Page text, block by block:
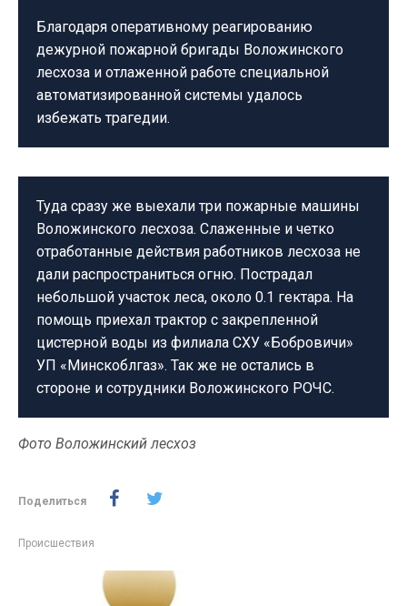
Благодаря оперативному реагированию
дежурной пожарной бригады Воложинского
лесхоза и отлаженной работе специальной
автоматизированной системы удалось
избежать трагедии.
Туда сразу же выехали три пожарные машины
Воложинского лесхоза. Слаженные и четко
отработанные действия работников лесхоза не
дали распространиться огню. Пострадал
небольшой участок леса, около 0.1 гектара. На
помощь приехал трактор с закрепленной
цистерной воды из филиала СХУ «Бобровичи»
УП «Минскоблгаз». Так же не остались в
стороне и сотрудники Воложинского РОЧС.
Фото Воложинский лесхоз
Поделиться
Происшествия